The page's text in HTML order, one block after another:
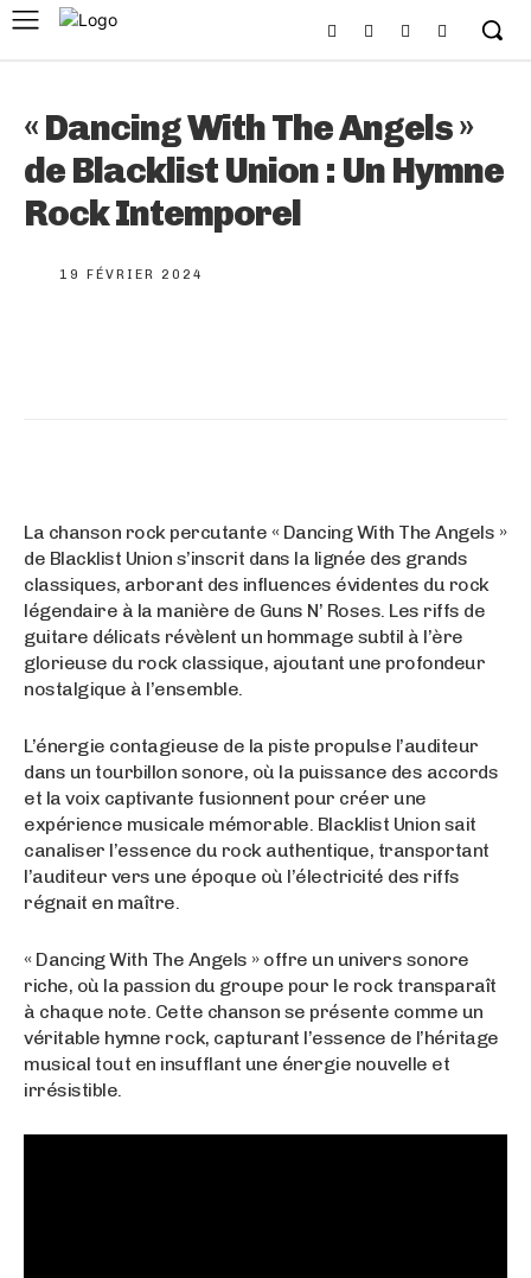
« Dancing With The Angels »
de Blacklist Union : Un Hymne
Rock Intemporel
19 FÉVRIER 2024
La chanson rock percutante « Dancing With The Angels »
de Blacklist Union s’inscrit dans la lignée des grands
classiques, arborant des influences évidentes du rock
légendaire à la manière de Guns N’ Roses. Les riffs de
guitare délicats révèlent un hommage subtil à l’ère
glorieuse du rock classique, ajoutant une profondeur
nostalgique à l’ensemble.
L’énergie contagieuse de la piste propulse l’auditeur
dans un tourbillon sonore, où la puissance des accords
et la voix captivante fusionnent pour créer une
expérience musicale mémorable. Blacklist Union sait
canaliser l’essence du rock authentique, transportant
l’auditeur vers une époque où l’électricité des riffs
régnait en maître.
« Dancing With The Angels » offre un univers sonore
riche, où la passion du groupe pour le rock transparaît
à chaque note. Cette chanson se présente comme un
véritable hymne rock, capturant l’essence de l’héritage
musical tout en insufflant une énergie nouvelle et
irrésistible.